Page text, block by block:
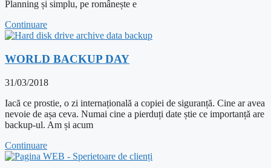
Planning și simplu, pe românește e
Continuare
WORLD BACKUP DAY
31/03/2018
Iacă ce prostie, o zi internațională a copiei de siguranță. Cine ar avea
nevoie de așa ceva. Numai cine a pierduți date știe ce importanță are
backup-ul. Am și acum
Continuare